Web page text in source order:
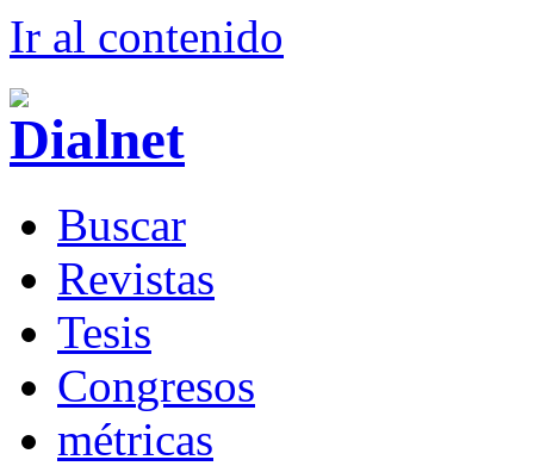
Ir al contenido
Buscar
Revistas
Tesis
Congresos
métricas